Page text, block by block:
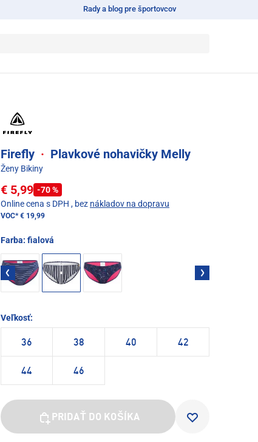
Rady a blog pre športovcov
Firefly · Plavkové nohavičky Melly
Ženy Bikiny
€ 5,99 -70 %
Online cena s DPH , bez nákladov na dopravu
VOC*€ 19,99
Farba: fialová
Veľkosť:
36 38 40 42
44 46
PRIDAŤ DO KOŠÍKA